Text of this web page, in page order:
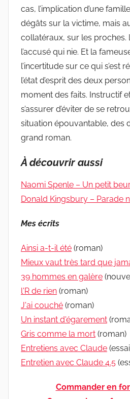
cas, l’implication d’une
dégâts sur la victime, mais
collatéraux, sur les proches.
l’accusé qui nie. Et la
l’incertitude sur ce qui s’est
l’état d’esprit des deux
moment des faits. Instructif
s’assurer d’éviter de se
situation épouvantable, des
grand roman.
À découvrir aussi
Naomi Spenle – Un petit
Donald Kingsbury – Parade
Mes écrits
Ainsi a-t-il été (roman)
Mieux vaut très tard que
39 hommes en galère
l'R de rien (roman)
J'ai couché (roman)
Un instant d'égarement
Gris comme la mort (roman)
Entretiens avec Claude
Entretien avec Claude 4.5
Commander en